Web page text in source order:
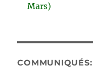
Mars)
COMMUNIQUÉS: